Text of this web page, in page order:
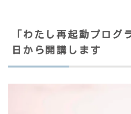
「わたし再起動プログ
日から開講します